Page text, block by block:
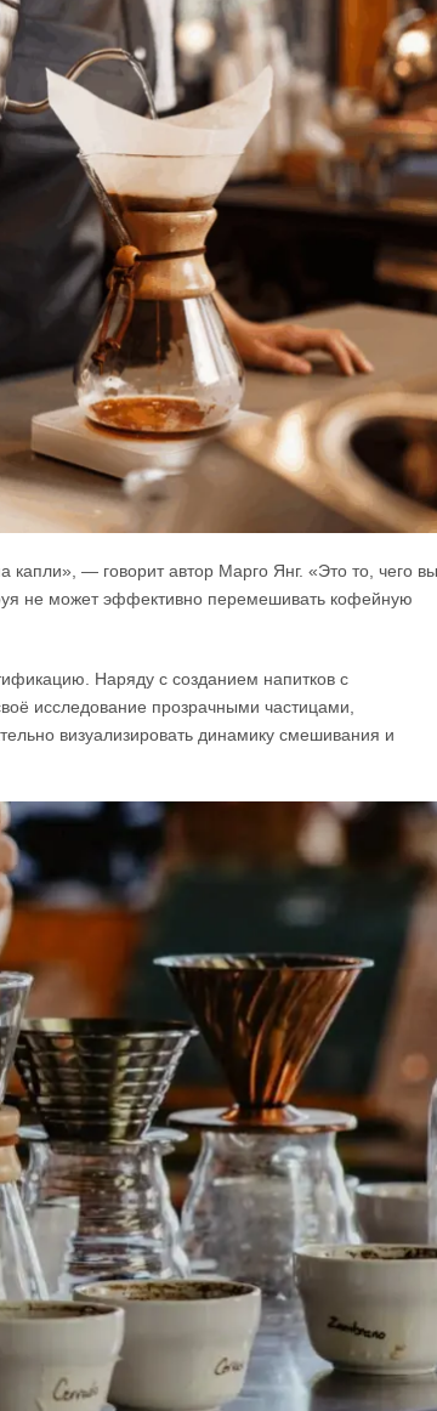
капли», — говорит автор Марго Янг. «Это то, чего вы
не может эффективно перемешивать кофейную
Наряду с созданием напитков с
исследование прозрачными частицами,
визуализировать динамику смешивания и